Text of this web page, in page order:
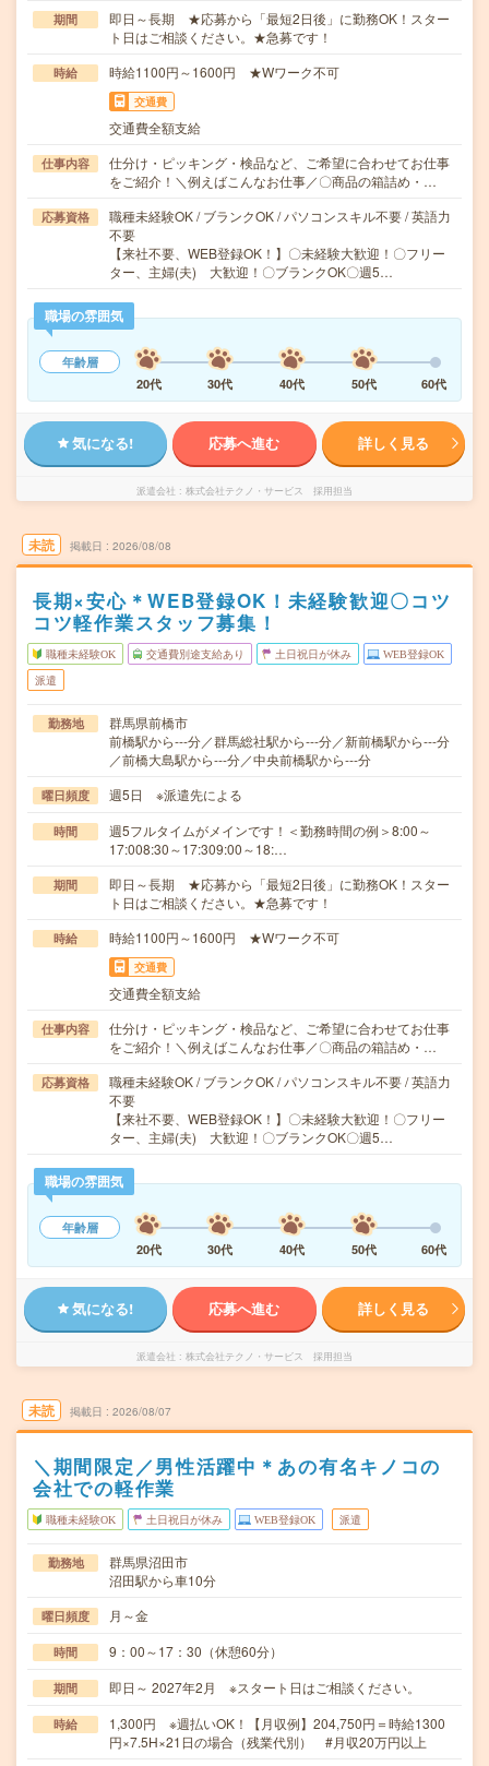
期間
即日～長期 ★応募から「最短2日後」に勤務OK！スター
ト日はご相談ください。★急募です！
時給 時給1100円～1600円 ★Wワーク不可
交通費
交通費全額支給
仕事内容
仕分け・ピッキング・検品など、ご希望に合わせてお仕事
をご紹介！＼例えばこんなお仕事／〇商品の箱詰め・…
応募資格
職種未経験OK / ブランクOK / パソコンスキル不要 / 英語力
不要
【来社不要、WEB登録OK！】〇未経験大歓迎！〇フリー
ター、主婦(夫) 大歓迎！〇ブランクOK〇週5…
職場の雰囲気
年齢層
20代
30代 40代 50代 60代
気になる! 応募へ進む 詳しく見る
派遣会社 株式会社テクノ・サービス 採用担当
未読 掲載日 2026/08/08
長期×安心＊WEB登録OK！未経験歓迎〇コツ
コツ軽作業スタッフ募集！
職種未経験OK 交通費別途支給あり 土日祝日が休み WEB登録OK
派遣
勤務地
群馬県前橋市
前橋駅から---分／群馬総社駅から---分／新前橋駅から---分
／前橋大島駅から---分／中央前橋駅から---分
曜日頻度 週5日 ※派遣先による
時間
週5フルタイムがメインです！＜勤務時間の例＞8:00～
17:008:30～17:309:00～18:…
期間
即日～長期 ★応募から「最短2日後」に勤務OK！スター
ト日はご相談ください。★急募です！
時給 時給1100円～1600円 ★Wワーク不可
交通費
交通費全額支給
仕事内容
仕分け・ピッキング・検品など、ご希望に合わせてお仕事
をご紹介！＼例えばこんなお仕事／〇商品の箱詰め・…
応募資格
職種未経験OK / ブランクOK / パソコンスキル不要 / 英語力
不要
【来社不要、WEB登録OK！】〇未経験大歓迎！〇フリー
ター、主婦(夫) 大歓迎！〇ブランクOK〇週5…
職場の雰囲気
年齢層
20代
30代 40代 50代 60代
気になる! 応募へ進む 詳しく見る
派遣会社 株式会社テクノ・サービス 採用担当
未読 掲載日 2026/08/07
＼期間限定／男性活躍中＊あの有名キノコの
会社での軽作業
職種未経験OK 土日祝日が休み WEB登録OK 派遣
勤務地
群馬県沼田市
沼田駅から車10分
曜日頻度 月～金
時間 9：00～17：30（休憩60分）
期間 即日～ 2027年2月 ※スタート日はご相談ください。
時給
1,300円 ※週払いOK！【月収例】204,750円＝時給1300
円×7.5H×21日の場合（残業代別） #月収20万円以上